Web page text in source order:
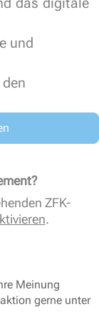
und
ZFK-
.
Meinung
gerne unter